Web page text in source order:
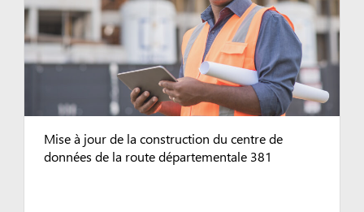
Mise à jour de la construction du centre de
données de la route départementale 381